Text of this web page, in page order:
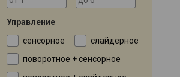
Управление
сенсорное
слайдерное
поворотное + сенсорное